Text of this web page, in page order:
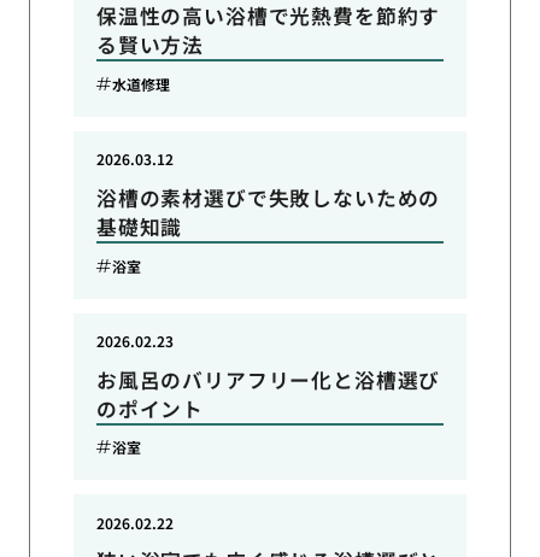
保温性の高い浴槽で光熱費を節約す
る賢い方法
水道修理
浴槽の素材選びで失敗しないための
基礎知識
2026.03.12
浴室
お風呂のバリアフリー化と浴槽選び
のポイント
2026.02.23
浴室
2026.02.22